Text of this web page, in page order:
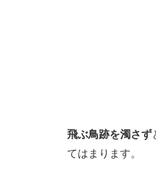
飛ぶ鳥跡を濁さず
てはまります。